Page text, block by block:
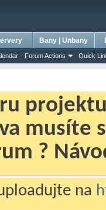
Forum Actions Quick
Bany | Unbany
projektu
musíte
?
na